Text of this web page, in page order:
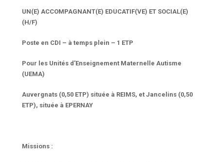
UN(E) ACCOMPAGNANT(E) EDUCATIF(VE) ET SOCIAL(E)
(H/F)
Poste en CDI – à temps plein – 1 ETP
Pour les Unités d’Enseignement Maternelle Autisme
(UEMA)
Auvergnats (0,50 ETP) située à REIMS, et Jancelins (0,50
ETP), située à EPERNAY
Missions :